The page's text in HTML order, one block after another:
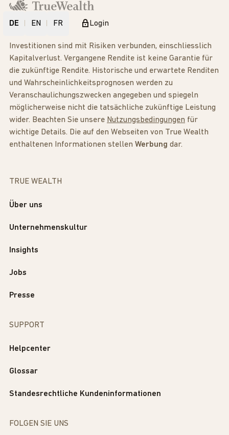
DE EN FR Login
Investitionen sind mit Risiken verbunden, einschliesslich
Kapitalverlust. Vergangene Rendite ist keine Garantie für
die zukünftige Rendite. Historische und erwartete Renditen
und Wahrscheinlichkeitsprognosen werden zu
Veranschaulichungszwecken angegeben und spiegeln
möglicherweise nicht die tatsächliche zukünftige Leistung
wider. Beachten Sie unsere Nutzungsbedingungen für
wichtige Details. Die auf den Webseiten von True Wealth
enthaltenen Informationen stellen Werbung dar.
TRUE WEALTH
Über uns
Unternehmenskultur
Insights
Jobs
Presse
SUPPORT
Helpcenter
Glossar
Standesrechtliche Kundeninformationen
FOLGEN SIE UNS